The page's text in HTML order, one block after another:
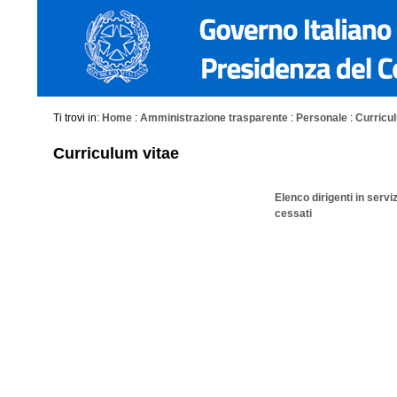
Ti trovi in: Home : Amministrazione trasparente : Personale :
Curriculum vitae
Elenco dirigenti in
cessati